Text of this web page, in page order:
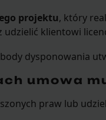
projektu, który
udzielić klientowi
dysponowania
umowa
praw lub